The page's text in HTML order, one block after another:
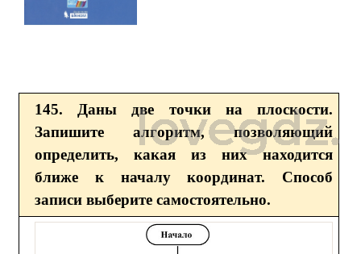
145. Даны две точки на плоскости.
Запишите алгоритм, позволяющий
определить, какая из них находится
ближе к началу координат. Способ
записи выберите самостоятельно.